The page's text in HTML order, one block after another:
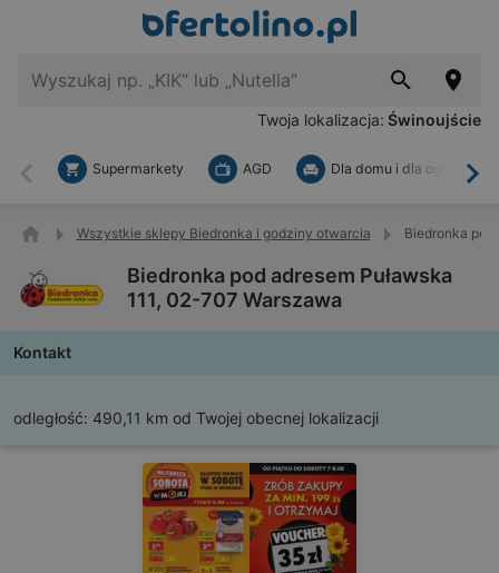
Twoja lokalizacja: Świnoujście
Wstecz
Supermarkety AGD Dla domu i dla ogrodu
Wszystkie sklepy Biedronka i godziny otwarcia Biedronka pod
Biedronka pod adresem Puławska
111, 02-707 Warszawa
Kontakt
odległość: 490,11 km od Twojej obecnej lokalizacji